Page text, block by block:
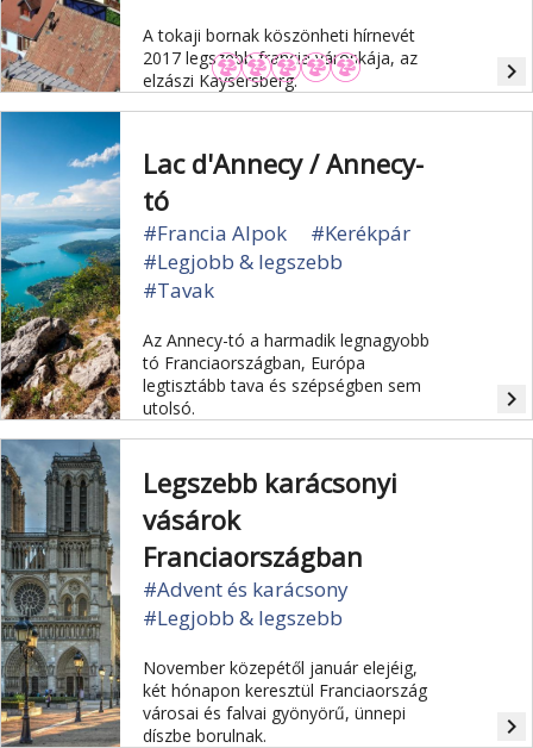
A tokaji bornak köszönheti hírnevét
2017 legszebb francia városkája, az
elzászi Kaysersberg.
navigate_next
Lac d'Annecy / Annecy-
tó
#Francia Alpok
#Kerékpár
#Legjobb & legszebb
#Tavak
Az Annecy-tó a harmadik legnagyobb
tó Franciaországban, Európa
legtisztább tava és szépségben sem
utolsó.
navigate_next
Legszebb karácsonyi
vásárok
Franciaországban
#Advent és karácsony
#Legjobb & legszebb
November közepétől január elejéig,
két hónapon keresztül Franciaország
városai és falvai gyönyörű, ünnepi
díszbe borulnak.
navigate_next